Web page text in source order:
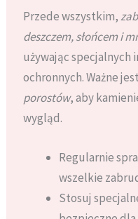
Przede wszystkim,
deszczem, słońcem i
używając specjalnych
ochronnych. Ważne
porostów, aby
wygląd.
Regularnie
wszelkie
Stosuj